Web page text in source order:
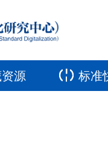
源 标准